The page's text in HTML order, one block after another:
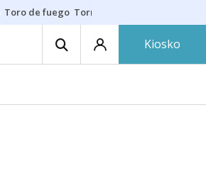
Toro de fuego Tornike Shengelia
Kiosko